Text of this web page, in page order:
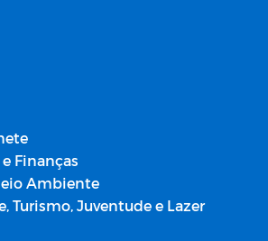
Finanças
Ambiente
Turismo, Juventude e Lazer